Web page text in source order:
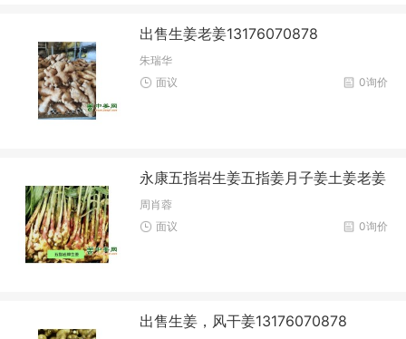
出售生姜老姜13176070878
朱瑞华
0询价
面议
永康五指岩生姜五指姜月子姜土姜老姜
周肖蓉
0询价
面议
出售生姜，风干姜13176070878